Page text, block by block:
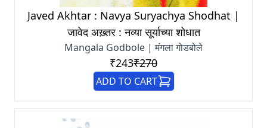
Javed Akhtar : Navya Suryachya Shodhat |
जावेद अख़्तर : नव्या सूर्याच्या शोधात
Mangala Godbole | मंगला गोडबोले
₹243₹270
ADD TO CART